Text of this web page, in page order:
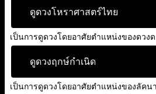
ดูดวงโหราศาสตร์ไทย
เป็นการดูดวงโดยอาศัยตำแหน่งของดว
ดูดวงฤกษ์กำเนิด
เป็นการดูดวงโดยอาศัยตำแหน่งของลั